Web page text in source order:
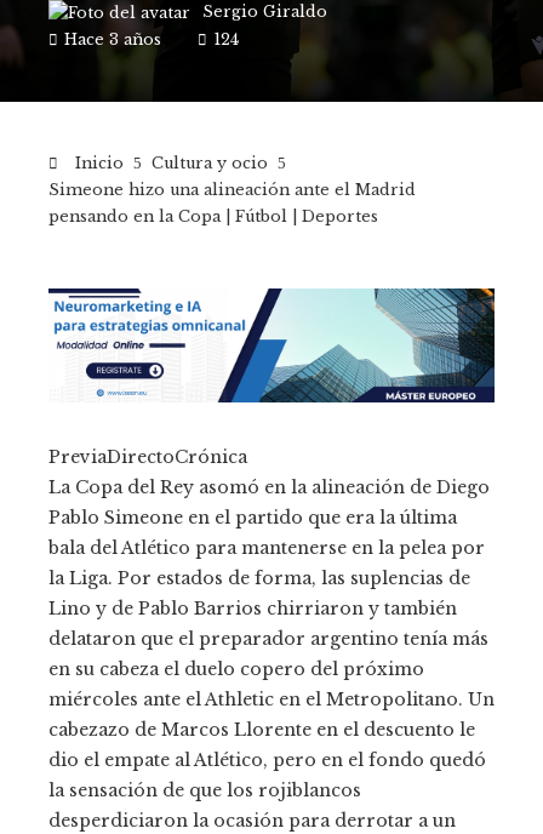
Sergio Giraldo
Hace 3 años
124
Inicio
Cultura y ocio
Simeone hizo una alineación ante el Madrid
pensando en la Copa | Fútbol | Deportes
PreviaDirectoCrónica
La Copa del Rey asomó en la alineación de Diego
Pablo Simeone en el partido que era la última
bala del Atlético para mantenerse en la pelea por
la Liga. Por estados de forma, las suplencias de
Lino y de Pablo Barrios chirriaron y también
delataron que el preparador argentino tenía más
en su cabeza el duelo copero del próximo
miércoles ante el Athletic en el Metropolitano. Un
cabezazo de Marcos Llorente en el descuento le
dio el empate al Atlético, pero en el fondo quedó
la sensación de que los rojiblancos
desperdiciaron la ocasión para derrotar a un